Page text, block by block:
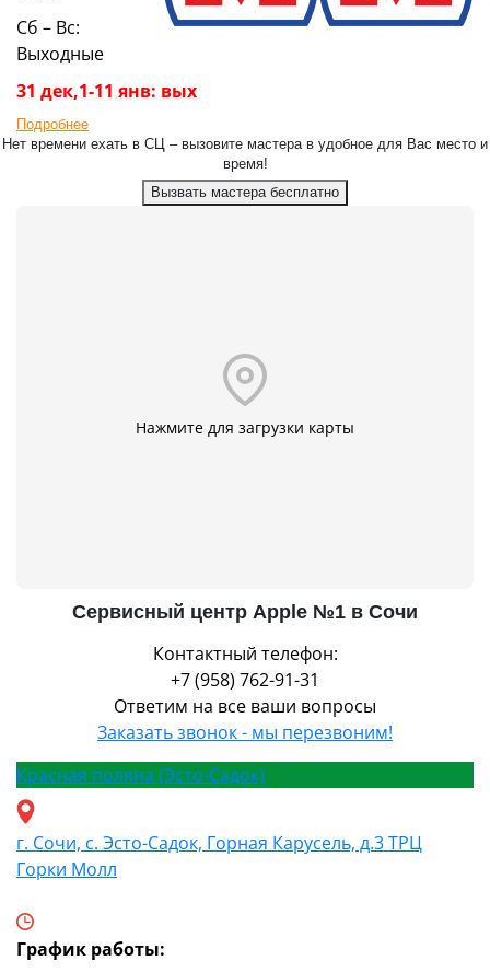
Сб – Вс:
Выходные
31 дек,1-11 янв: вых
Подробнее
Нет времени ехать в СЦ – вызовите мастера в удобное для Вас место и
время!
Вызвать мастера бесплатно
Нажмите для загрузки карты
Сервисный центр Apple №1 в Сочи
Контактный телефон:
+7 (958) 762-91-31
Ответим на все ваши вопросы
Заказать звонок - мы перезвоним!
Красная поляна (Эсто-Садок)
г. Сочи, с. Эсто-Садок, Горная Карусель, д.3 ТРЦ
Горки Молл
График работы: